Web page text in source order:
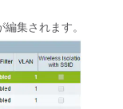
集されます。